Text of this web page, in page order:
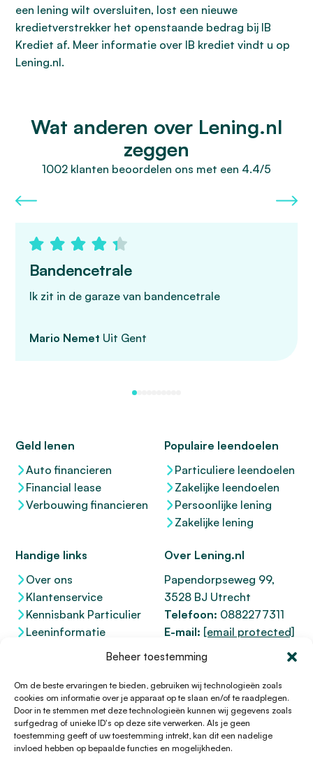
Beheer toestemming
Om de beste ervaringen te bieden, gebruiken wij technologieën zoals
cookies om informatie over je apparaat op te slaan en/of te raadplegen.
Door in te stemmen met deze technologieën kunnen wij gegevens zoals
surfgedrag of unieke ID's op deze site verwerken. Als je geen
toestemming geeft of uw toestemming intrekt, kan dit een nadelige
invloed hebben op bepaalde functies en mogelijkheden.
een lening wilt oversluiten, lost een nieuwe
kredietverstrekker het openstaande bedrag bij IB
Krediet af. Meer informatie over IB krediet vindt u op
Lening.nl.
Wat anderen over Lening.nl
zeggen
1002 klanten beoordelen ons met een 4.4/5
Bandencetrale
Ik zit in de garaze van bandencetrale
Mario Nemet Uit Gent
Geld lenen
Auto financieren
Financial lease
Verbouwing financieren
Populaire leendoelen
Particuliere leendoelen
Zakelijke leendoelen
Persoonlijke lening
Zakelijke lening
Handige links
Over ons
Klantenservice
Kennisbank Particulier
Leeninformatie
Over Lening.nl
Papendorpseweg 99,
3528 BJ Utrecht
Telefoon: 0882277311
E-mail: [email protected]
KvK 76100200
12047091
Kifid 300.017942
© 1996 - 2026 Lening.nl